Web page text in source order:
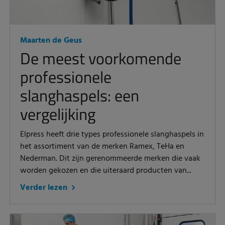
Maarten de Geus
De meest voorkomende
professionele
slanghaspels: een
vergelijking
Elpress heeft drie types professionele slanghaspels in
het assortiment van de merken Ramex, TeHa en
Nederman. Dit zijn gerenommeerde merken die vaak
worden gekozen en die uiteraard producten van...
Verder lezen